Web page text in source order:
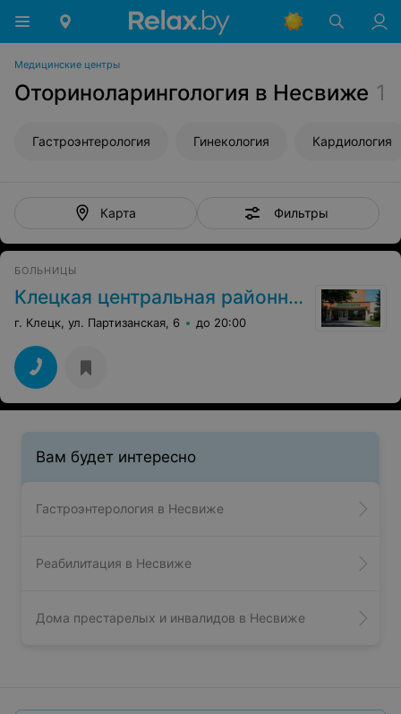
Медицинские центры
Оториноларингология в Несвиже 1
Гастроэнтерология Гинекология Кардиология
Карта Фильтры
БОЛЬНИЦЫ
Клецкая центральная районная больница
г. Клецк, ул. Партизанская, 6 до 20:00
Вам будет интересно
Гастроэнтерология в Несвиже
Реабилитация в Несвиже
Дома престарелых и инвалидов в Несвиже